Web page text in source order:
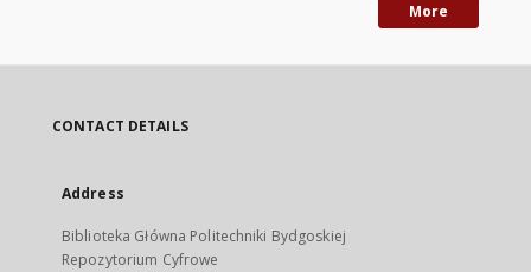
More
CONTACT DETAILS
Address
Biblioteka Główna Politechniki Bydgoskiej
Repozytorium Cyfrowe